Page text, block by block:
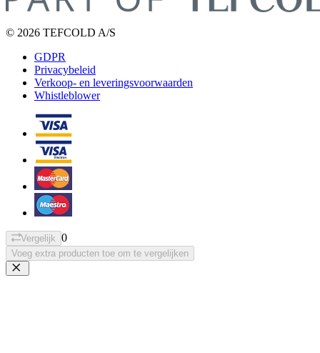
© 2026 TEFCOLD A/S
GDPR
Privacybeleid
Verkoop- en leveringsvoorwaarden
Whistleblower
Vergelijk 0
Voeg extra producten toe om te vergelijken